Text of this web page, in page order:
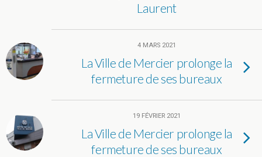
Laurent
4 MARS 2021
La Ville de Mercier prolonge la
fermeture de ses bureaux
19 FÉVRIER 2021
La Ville de Mercier prolonge la
fermeture de ses bureaux